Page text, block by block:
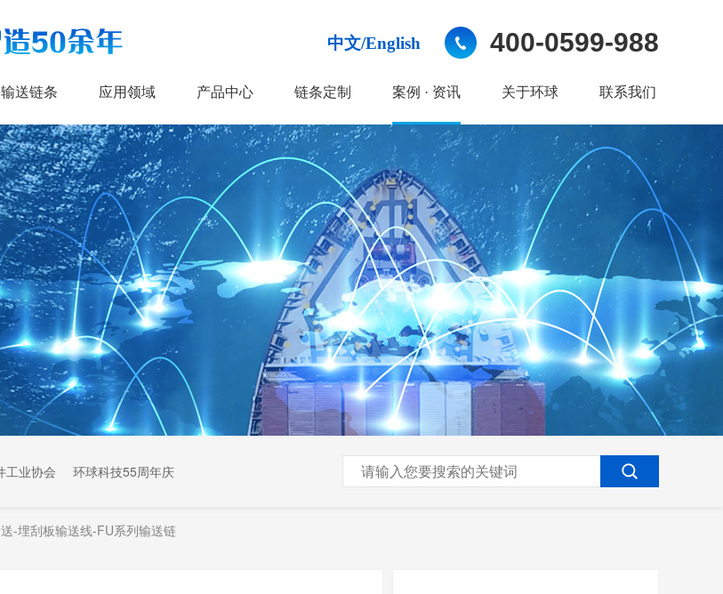
中文/English 400-0599-988
输送链条 应用领域 产品中心 链条定制 案例 · 资讯 关于环球 联系我们
工业协会 环球科技55周年庆
-埋刮板输送线-FU系列输送链